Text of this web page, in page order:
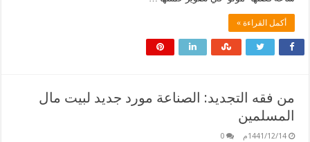
أكمل القراءة »
من فقه التجديد: الصناعة مورد جديد لبيت مال
المسلمين
1441/12/14م 0